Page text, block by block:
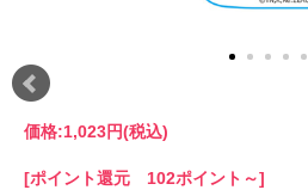
価格:1,023円(税込)
[ポイント還元 102ポイント～]